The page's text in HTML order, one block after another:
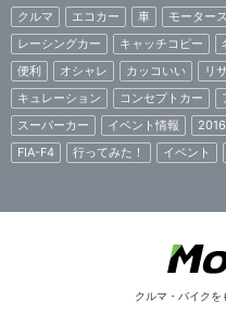
クルマ エコカー 車 モーター
レーシングカー
キャッチコピー
便利
オシャレ カッコいい リ
キュレーション
コンセプトカー
スーパーカー
イベント情報 2016
FIA-F4
行ってみた！ イベント
クルマ・バイクを